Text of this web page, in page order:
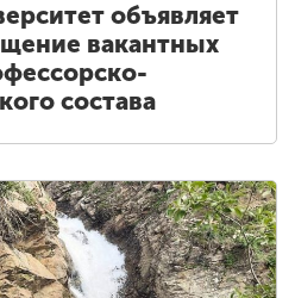
объявляет
вакантных
состава